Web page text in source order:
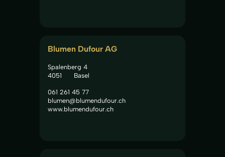
Blumen Dufour AG
Spalenberg 4
4051
Basel
061 261 45 77
blumen@blumendufour.ch
www.blumendufour.ch